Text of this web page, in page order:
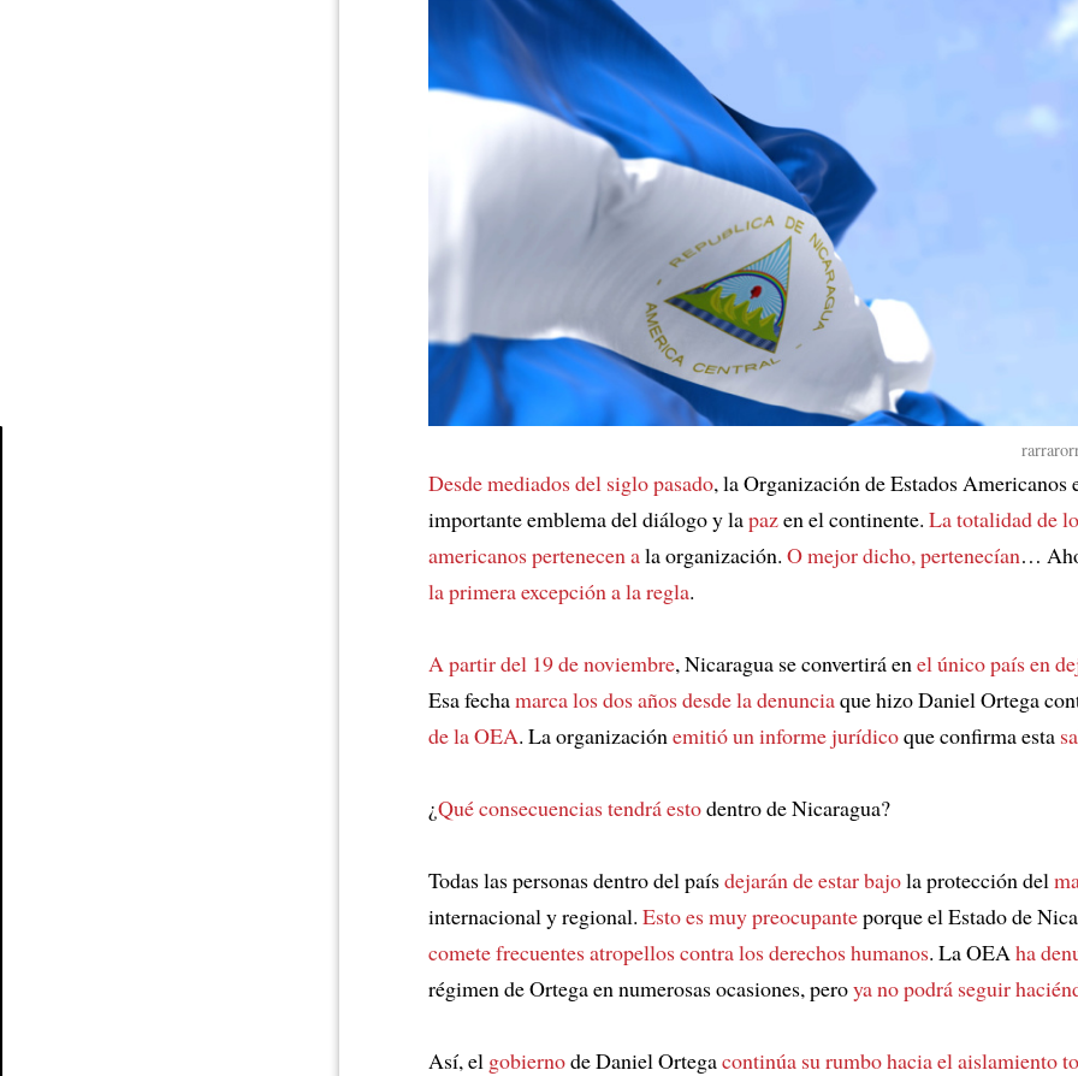
Desde mediados del siglo pasado, la Organización de Estados Americanos
importante emblema del diálogo y lapazen el continente. La totalidad de
americanos pertenecen ala organización. O mejor dicho, pertenecían…
la primera excepción a la regla.
A partir del 19 de noviembre, Nicaragua se convertirá en el único país en
Esa fechamarca los dos años desde la denunciaque hizo Daniel Ortega
de la OEA. La organización emitió un informe jurídicoque confirma esta
¿Qué consecuencias tendrá estodentro de Nicaragua?
Todas las personas dentro del paísdejarán de estar bajola protección del
internacional y regional. Esto es muy preocupanteporque el Estado de
comete frecuentes atropellos contra los derechos humanos. La OEA ha
régimen de Ortega en numerosas ocasiones, peroya no podrá seguir
Así, el gobiernode Daniel Ortegacontinúa su rumbo hacia el aislamiento